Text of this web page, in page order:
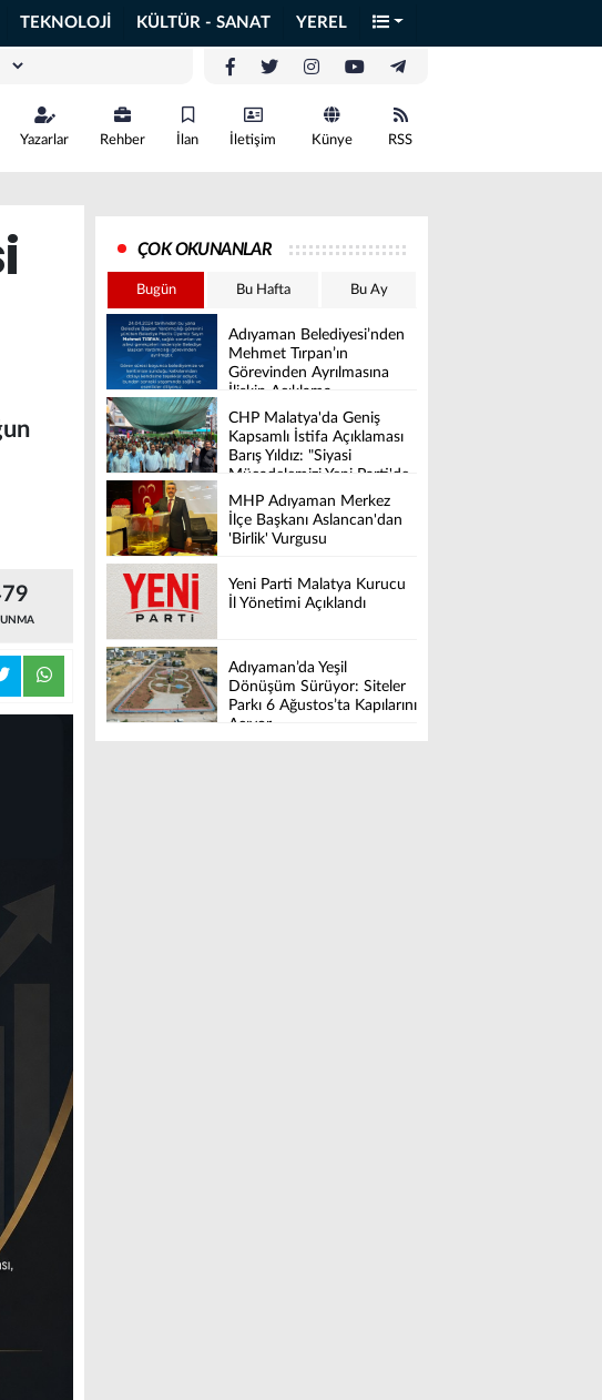
TEKNOLOJİ KÜLTÜR - SANAT YEREL
Yazarlar Rehber İlan İletişim Künye RSS
ÇOK OKUNANLAR
Bugün Bu Hafta Bu Ay
Adıyaman Belediyesi’nden
Mehmet Tırpan’ın
Görevinden Ayrılmasına
İlişkin Açıklama
CHP Malatya'da Geniş
Kapsamlı İstifa Açıklaması
Barış Yıldız: "Siyasi
Mücadelemizi Yeni Parti'de
Sürdüreceğiz"
MHP Adıyaman Merkez
İlçe Başkanı Aslancan'dan
'Birlik' Vurgusu
Yeni Parti Malatya Kurucu
İl Yönetimi Açıklandı
Adıyaman’da Yeşil
Dönüşüm Sürüyor: Siteler
Parkı 6 Ağustos’ta Kapılarını
Açıyor